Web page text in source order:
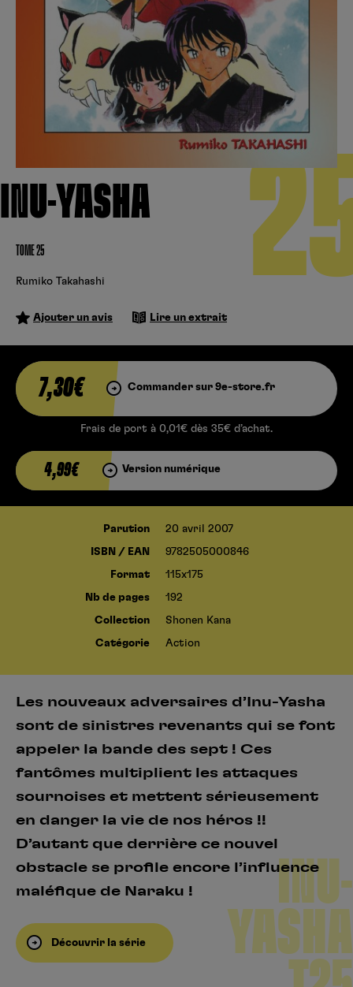
INU-YASHA
TOME 25
Rumiko Takahashi
Ajouter un avis Lire un extrait
7,30€ Commander sur 9e-store.fr
Frais de port à 0,01€ dès 35€ d’achat.
4,99€ Version numérique
Parution 20 avril 2007
ISBN / EAN 9782505000846
Format 115x175
Nb de pages 192
Collection Shonen Kana
Catégorie Action
Les nouveaux adversaires d’Inu-Yasha
sont de sinistres revenants qui se font
appeler la bande des sept ! Ces
fantômes multiplient les attaques
sournoises et mettent sérieusement
en danger la vie de nos héros !!
D’autant que derrière ce nouvel
obstacle se profile encore l’influence
maléfique de Naraku !
Découvrir la série
INU-
YASHA
Fnac
Se connecter S’inscrire
Hunter x Hunter
Fire Force
Black Butler